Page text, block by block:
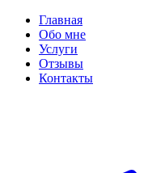
Skip
content
Главная
Обо мне
Услуги
Отзывы
Контакты